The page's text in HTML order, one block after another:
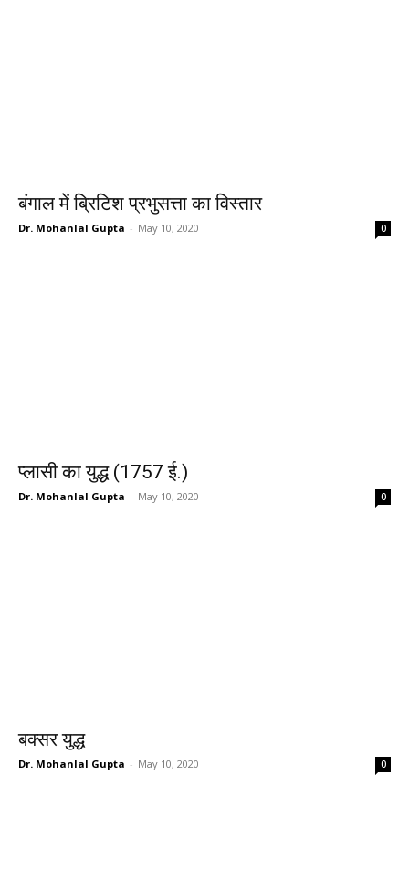
बंगाल में ब्रिटिश प्रभुसत्ता का विस्तार
Dr. Mohanlal Gupta - May 10, 2020 0
प्लासी का युद्ध (1757 ई.)
Dr. Mohanlal Gupta - May 10, 2020 0
बक्सर युद्ध
Dr. Mohanlal Gupta - May 10, 2020 0